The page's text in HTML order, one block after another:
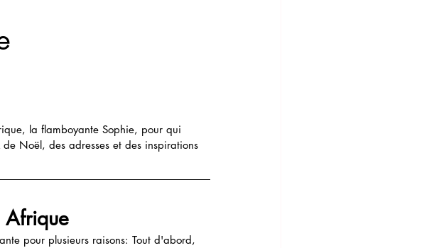
la flamboyante Sophie, pour qui
Noël, des adresses et des inspirations
Afrique
pour plusieurs raisons: Tout d'abord,